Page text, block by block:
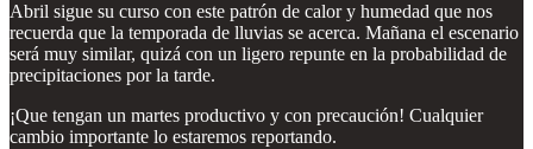
Abril sigue su curso con este patrón de calor y humedad que nos
recuerda que la temporada de lluvias se acerca. Mañana el escenario
será muy similar, quizá con un ligero repunte en la probabilidad de
precipitaciones por la tarde.
¡Que tengan un martes productivo y con precaución! Cualquier
cambio importante lo estaremos reportando.